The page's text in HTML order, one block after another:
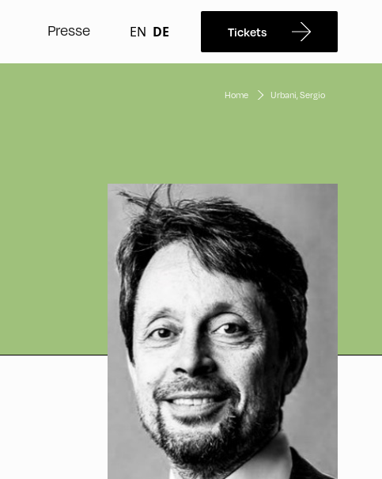
Presse EN DE Tickets
Home Urbani, Sergio